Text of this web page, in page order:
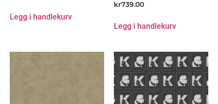
Legg i handlekurv
kr739.00
Legg i handlekurv